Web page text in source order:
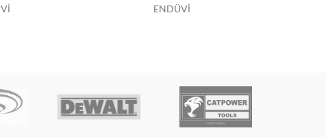
ENDÜVİ